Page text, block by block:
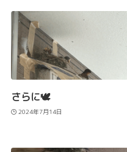
さらに🕊️
2024年7月14日